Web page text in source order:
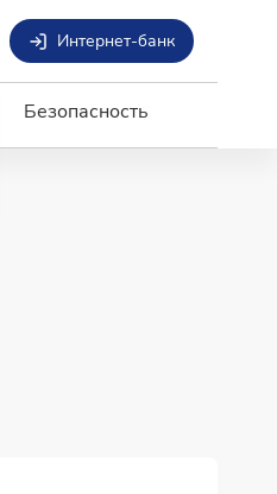
Интернет-банк
Безопасность